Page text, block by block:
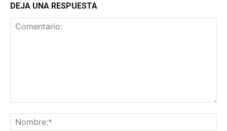
DEJA UNA RESPUESTA